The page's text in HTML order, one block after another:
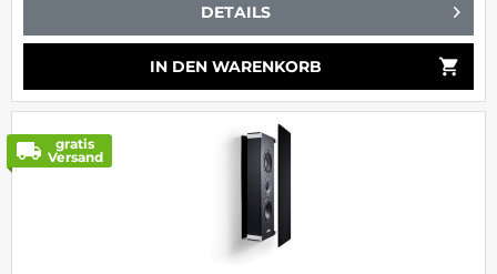
DETAILS
IN DEN WARENKORB shopping_cart
local_shipping
gratis
Versand